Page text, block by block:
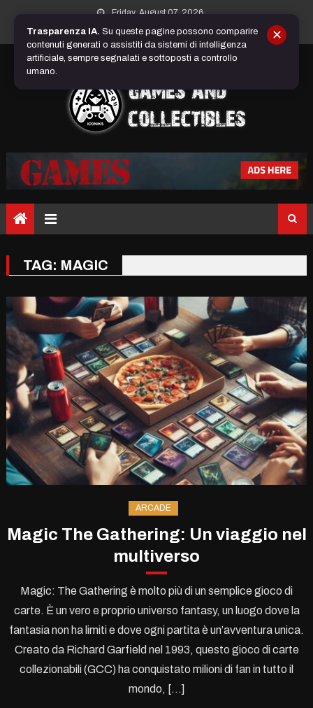
content
Friday, August 07, 2026
TAG: MAGIC
ARCADE
Magic The Gathering: Un viaggio nel
multiverso
Magic: The Gathering è molto più di un semplice gioco di
carte. È un vero e proprio universo fantasy, un luogo dove la
fantasia non ha limiti e dove ogni partita è un’avventura unica.
Creato da Richard Garfield nel 1993, questo gioco di carte
collezionabili (GCC) ha conquistato milioni di fan in tutto il
mondo, […]
Trasparenza IA. Su queste pagine possono comparire
contenuti generati o assistiti da sistemi di intelligenza
artificiale, sempre segnalati e sottoposti a controllo
umano.
✕